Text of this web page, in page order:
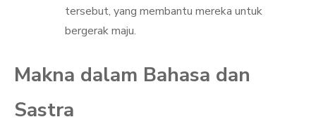
tersebut, yang membantu mereka untuk
bergerak maju.
Makna dalam Bahasa dan
Sastra